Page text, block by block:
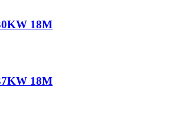
18M
18M